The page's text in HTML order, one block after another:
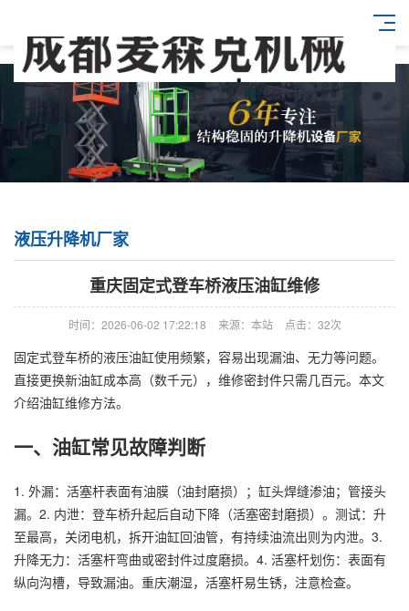
液压升降机厂家
重庆固定式登车桥液压油缸维修
时间：2026-06-02 17:22:18 来源：本站 点击：32次
固定式登车桥的液压油缸使用频繁，容易出现漏油、无力等问题。
直接更换新油缸成本高（数千元），维修密封件只需几百元。本文
介绍油缸维修方法。
一、油缸常见故障判断
1. 外漏：活塞杆表面有油膜（油封磨损）；缸头焊缝渗油；管接头
漏。2. 内泄：登车桥升起后自动下降（活塞密封磨损）。测试：升
至最高，关闭电机，拆开油缸回油管，有持续油流出则为内泄。3.
升降无力：活塞杆弯曲或密封件过度磨损。4. 活塞杆划伤：表面有
纵向沟槽，导致漏油。重庆潮湿，活塞杆易生锈，注意检查。